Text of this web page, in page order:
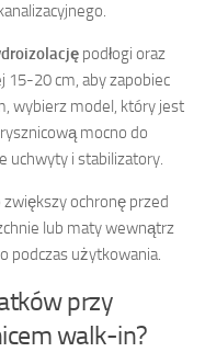
podłogi oraz
15-20 cm, aby zapobiec
wybierz model, który jest
mocno do
uchwyty i stabilizatory.
ochronę przed
lub maty wewnątrz
podczas użytkowania.
przy
walk-in?